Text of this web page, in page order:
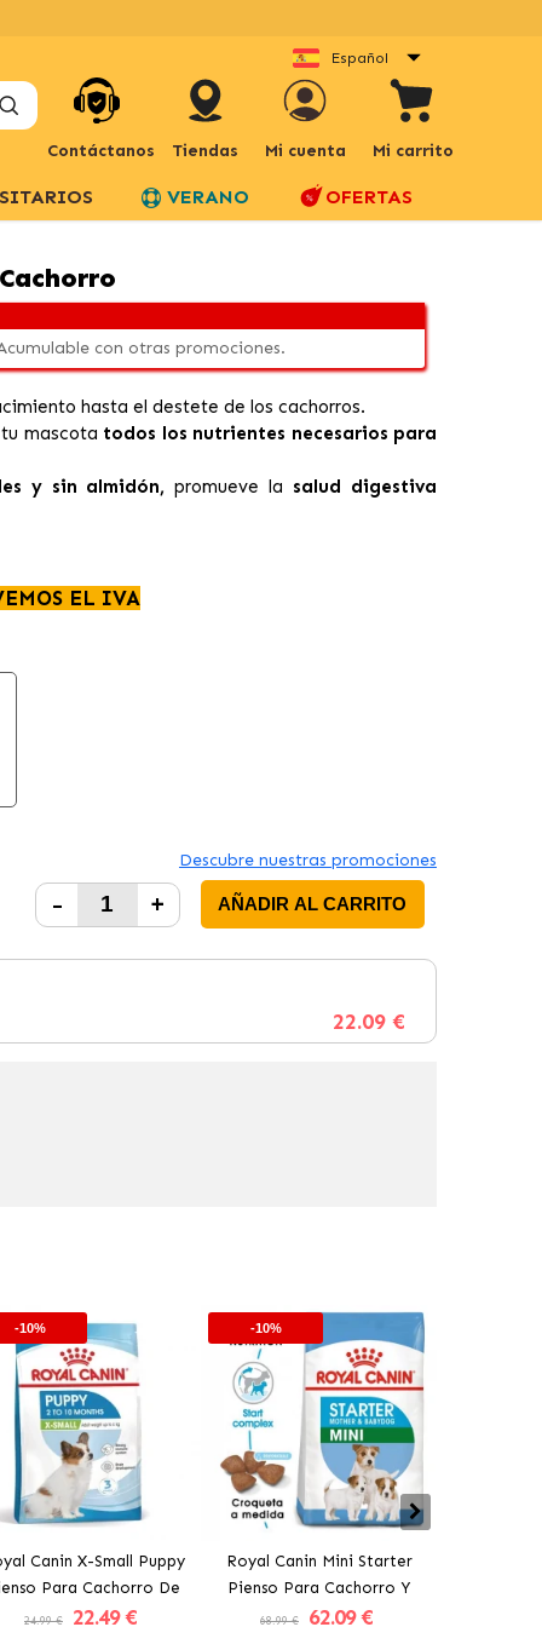
Español
Contáctanos Tiendas Mi cuenta Mi carrito
VERANO OFERTAS
con otras promociones.
hasta el destete de los cachorros.
mascota todos los nutrientes necesarios para
y sin almidón, promueve la salud digestiva
EL IVA
Descubre nuestras promociones
- + AÑADIR AL CARRITO
22.09 €
-10%
Canin X-Small Puppy
Para Cachorro De
Tamaño Mini
24.99 € 22.49 €
-10%
Royal Canin Mini Starter
Pienso Para Cachorro Y
Madre Lactante De Raza
68.99 € 62.09 €